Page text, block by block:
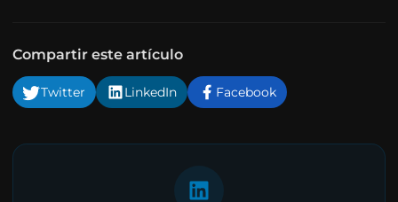
Compartir este artículo
Twitter LinkedIn Facebook